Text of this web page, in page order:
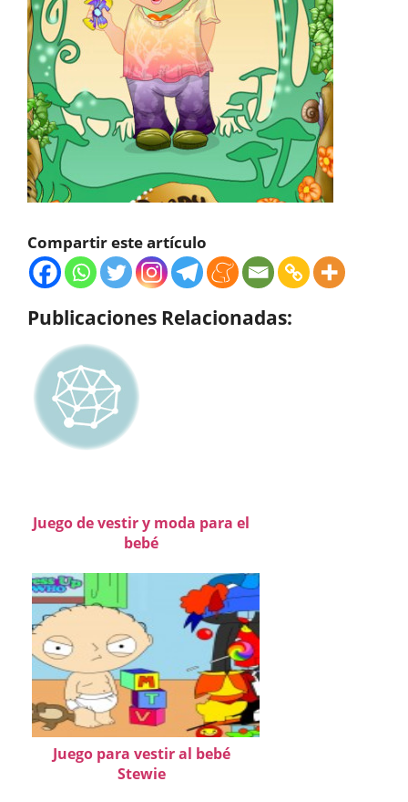
Compartir este artículo
Publicaciones Relacionadas:
Juego de vestir y moda para el
bebé
Juego para vestir al bebé
Stewie